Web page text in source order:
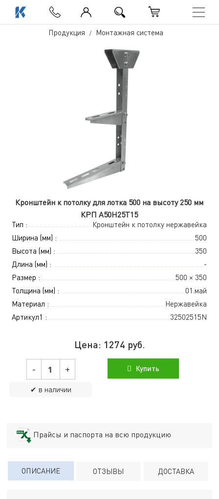
Продукция Монтажная система
Кронштейн к потолку для лотка 500 на высоту 250 мм
КРП А50Н25Т15
Тип :
Кронштейн к потолку нержавейка
Ширина (мм) :
500
Высота (мм) :
350
Длина (мм) :
-
Размер :
500 × 350
Толщина (мм) :
01.май
Материал :
Нержавейка
Артикул1 :
32502515N
Цена: 1274 руб.
- +
✔ в наличии
Купить
Прайсы и паспорта на всю продукцию
ОПИСАНИЕ ОТЗЫВЫ ДОСТАВКА